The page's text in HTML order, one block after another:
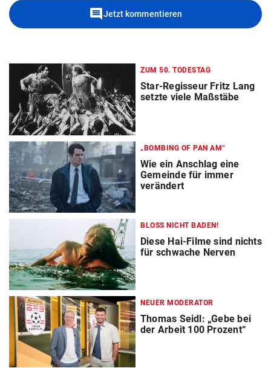
commentJetzt kommentieren
ZUM 50. TODESTAG
Star-Regisseur Fritz Lang
setzte viele Maßstäbe
„BOMBING OF PAN AM“
Wie ein Anschlag eine
Gemeinde für immer
verändert
BLOSS NICHT BADEN!
Diese Hai-Filme sind nichts
für schwache Nerven
NEUER MODERATOR
Thomas Seidl: „Gebe bei
der Arbeit 100 Prozent“